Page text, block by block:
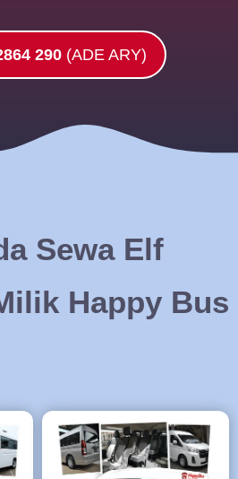
290 (ADE ARY)
Sewa Elf
Happy Bus